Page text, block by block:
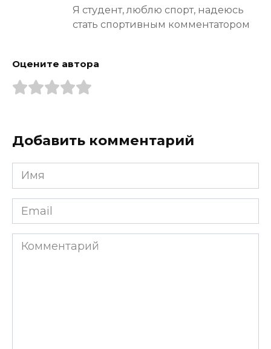
Я студент, люблю спорт, надеюсь
стать спортивным комментатором
Оцените автора
Добавить комментарий
Имя
*
Email
*
Комментарий